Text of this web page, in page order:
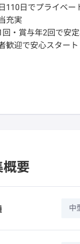
110日でプライベー
充実
回・賞与年2回で安
歓迎で安心スタート
概要
中